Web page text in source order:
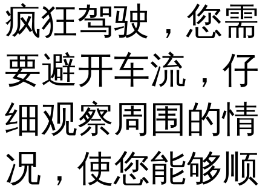
疯狂驾驶，您需
要避开车流，仔
细观察周围的情
况，使您能够顺